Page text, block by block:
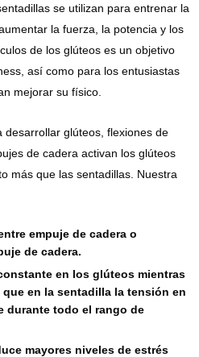
se utilizan para entrenar la
la fuerza, la potencia y los
de los glúteos es un objetivo
así como para los entusiastas
mejorar su físico.
glúteos, flexiones de
de cadera activan los glúteos
más que las sentadillas. Nuestra
empuje de cadera o
de cadera.
en los glúteos mientras
en la sentadilla la tensión en
durante todo el rango de
mayores niveles de estrés